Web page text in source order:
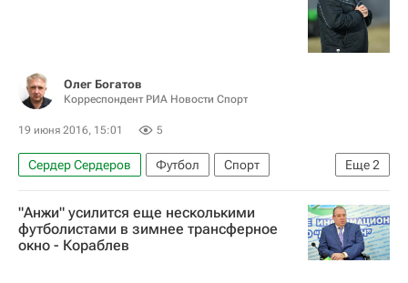
Олег Богатов
Корреспондент РИА Новости Спорт
19 июня 2016, 15:01 5
Еще2
Сердер Сердеров Футбол
Спорт
Александр Тарханов
Лига Европы УЕФА 2026-2027
"Анжи" усилится еще несколькими
футболистами в зимнее трансферное
окно - Кораблев